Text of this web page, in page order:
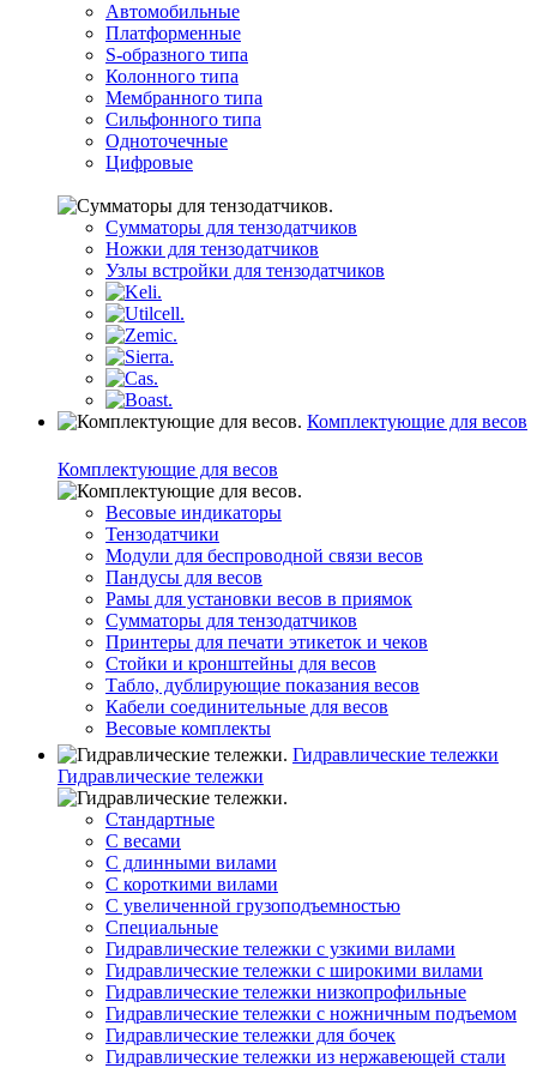
Автомобильные
Платформенные
S-образного типа
Колонного типа
Мембранного типа
Сильфонного типа
Одноточечные
Цифровые
Сумматоры для тензодатчиков
Ножки для тензодатчиков
Узлы встройки для тензодатчиков
Комплектующие для весов
Комплектующие для весов
Весовые индикаторы
Тензодатчики
Модули для беспроводной связи весов
Пандусы для весов
Рамы для установки весов в приямок
Сумматоры для тензодатчиков
Принтеры для печати этикеток и чеков
Стойки и кронштейны для весов
Табло, дублирующие показания весов
Кабели соединительные для весов
Весовые комплекты
Гидравлические тележки
Гидравлические тележки
Стандартные
С весами
С длинными вилами
С короткими вилами
С увеличенной грузоподъемностью
Специальные
Гидравлические тележки с узкими вилами
Гидравлические тележки с широкими вилами
Гидравлические тележки низкопрофильные
Гидравлические тележки с ножничным подъемом
Гидравлические тележки для бочек
Гидравлические тележки из нержавеющей стали